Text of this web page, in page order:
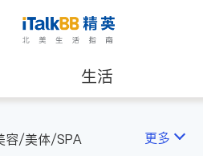
生活
容/美体/SPA 更多